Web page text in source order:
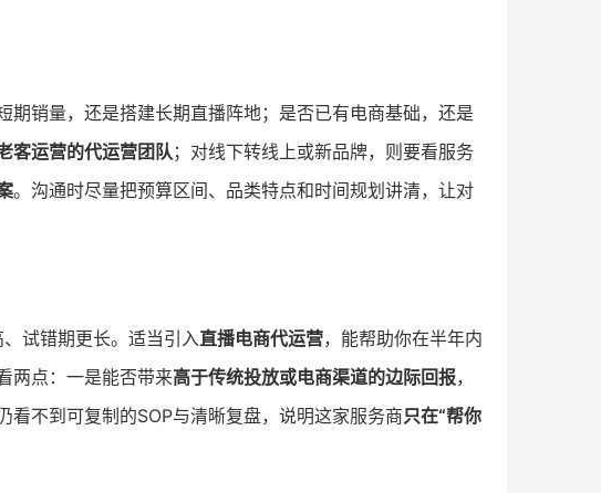
期销量，还是搭建长期直播阵地；是否已有电商基础，还是
客运营的代运营团队 ；对线下转线上或新品牌，则要看服务
。沟通时尽量把预算区间、品类特点和时间规划讲清，让对
试错期更长。适当引入直播电商代运营，能帮助你在半年内
两点：一是能否带来高于传统投放或电商渠道的边际回报，
不到可复制的SOP与清晰复盘，说明这家服务商只在“帮你